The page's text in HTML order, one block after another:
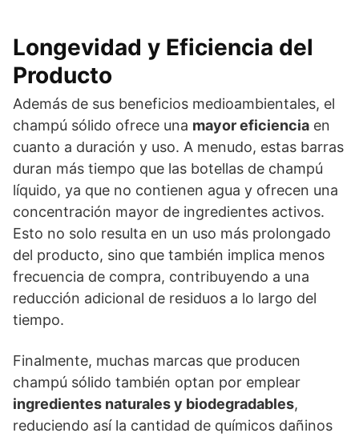
Longevidad y Eficiencia del
Producto
Además de sus beneficios medioambientales, el
champú sólido ofrece una mayor eficiencia en
cuanto a duración y uso. A menudo, estas barras
duran más tiempo que las botellas de champú
líquido, ya que no contienen agua y ofrecen una
concentración mayor de ingredientes activos.
Esto no solo resulta en un uso más prolongado
del producto, sino que también implica menos
frecuencia de compra, contribuyendo a una
reducción adicional de residuos a lo largo del
tiempo.
Finalmente, muchas marcas que producen
champú sólido también optan por emplear
ingredientes naturales y biodegradables,
reduciendo así la cantidad de químicos dañinos